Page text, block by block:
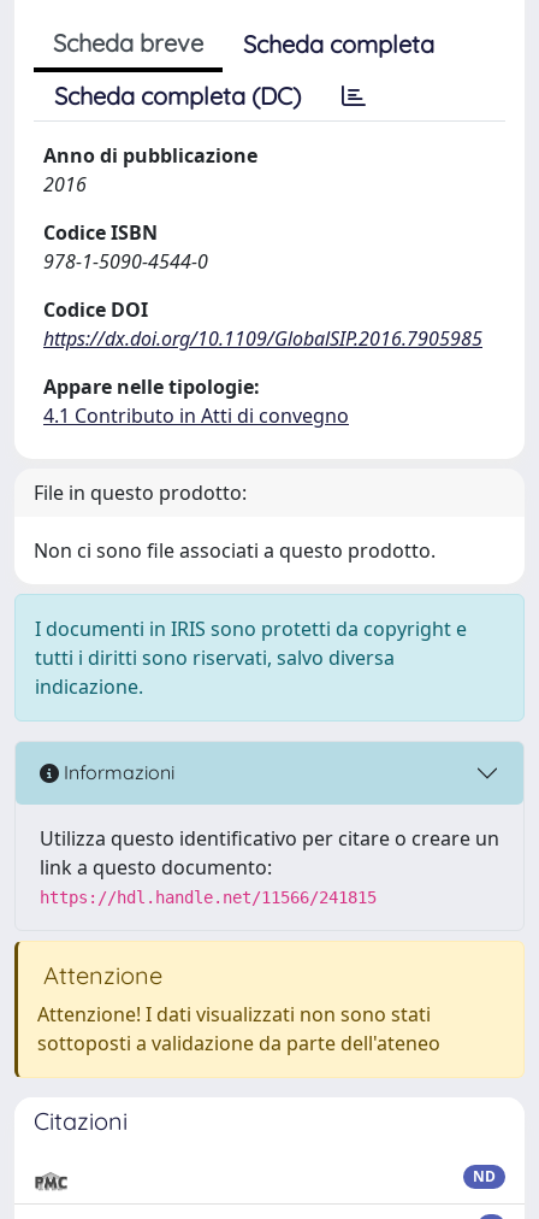
Scheda breve
Scheda completa
Scheda completa (DC)
Anno di pubblicazione
2016
Codice ISBN
978-1-5090-4544-0
Codice DOI
https://dx.doi.org/10.1109/GlobalSIP.2016.7905985
Appare nelle tipologie:
4.1 Contributo in Atti di convegno
File in questo prodotto:
Non ci sono file associati a questo prodotto.
I documenti in IRIS sono protetti da copyright e
tutti i diritti sono riservati, salvo diversa
indicazione.
Informazioni
Utilizza questo identificativo per citare o creare un
link a questo documento:
https://hdl.handle.net/11566/241815
Attenzione
Attenzione! I dati visualizzati non sono stati
sottoposti a validazione da parte dell'ateneo
Citazioni
ND